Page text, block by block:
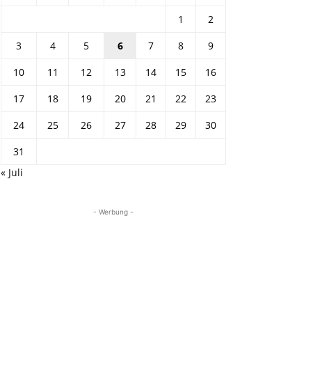
1
2
3
4 5 6 7 8
9
10
11 12 13 14 15
16
17
18 19 20 21 22
23
24
25 26 27 28 29
30
31
« Juli
- Werbung -